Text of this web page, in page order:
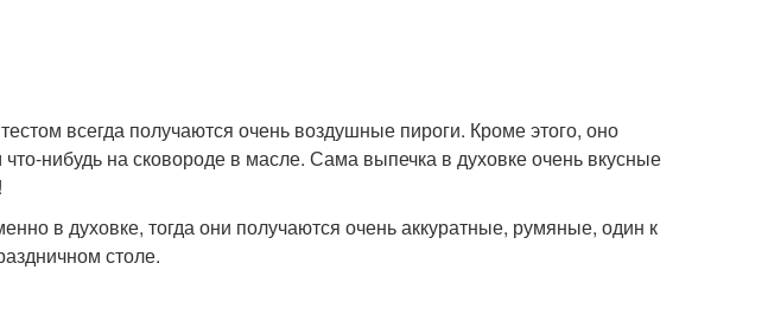
всегда получаются очень воздушные пироги. Кроме этого, оно
нибудь на сковороде в масле. Сама выпечка в духовке очень вкусные
в духовке, тогда они получаются очень аккуратные, румяные, один к
столе.